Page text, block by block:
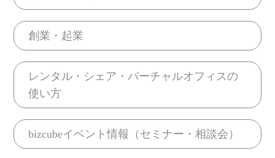
創業・起業
レンタル・シェア・バーチャルオフィスの
使い方
bizcubeイベント情報（セミナー・相談会）